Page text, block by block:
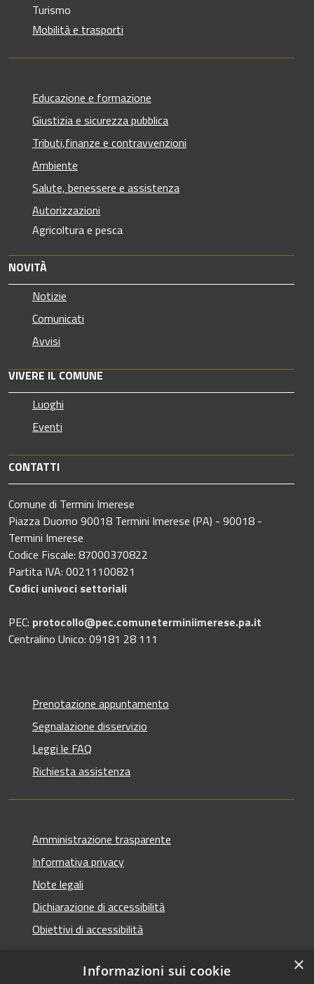
Turismo
Mobilità e trasporti
Educazione e formazione
Giustizia e sicurezza pubblica
Tributi,finanze e contravvenzioni
Ambiente
Salute, benessere e assistenza
Autorizzazioni
Agricoltura e pesca
NOVITÀ
Notizie
Comunicati
Avvisi
VIVERE IL COMUNE
Luoghi
Eventi
CONTATTI
Comune di Termini Imerese
Piazza Duomo 90018 Termini Imerese (PA) - 90018 -
Termini Imerese
Codice Fiscale: 87000370822
Partita IVA: 00211100821
Codici univoci settoriali
PEC: protocollo@pec.comuneterminiimerese.pa.it
Centralino Unico: 09181 28 111
Prenotazione appuntamento
Segnalazione disservizio
Leggi le FAQ
Richiesta assistenza
Amministrazione trasparente
Informativa privacy
Note legali
Dichiarazione di accessibilità
Obiettivi di accessibilità
×
Informazioni sui cookie